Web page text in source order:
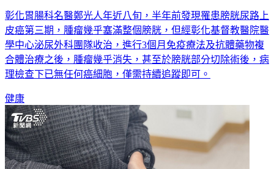
彰化胃腸科名醫鄭光人年近八旬，半年前發現罹患膀胱尿路上
皮癌第三期，腫瘤幾乎塞滿整個膀胱，但經彰化基督教醫院醫
學中心泌尿外科團隊收治，進行3個月免疫療法及抗體藥物複
合體治療之後，腫瘤幾乎消失，甚至於膀胱部分切除術後，病
理檢查下已無任何癌細胞，僅需持續追蹤即可。
健康